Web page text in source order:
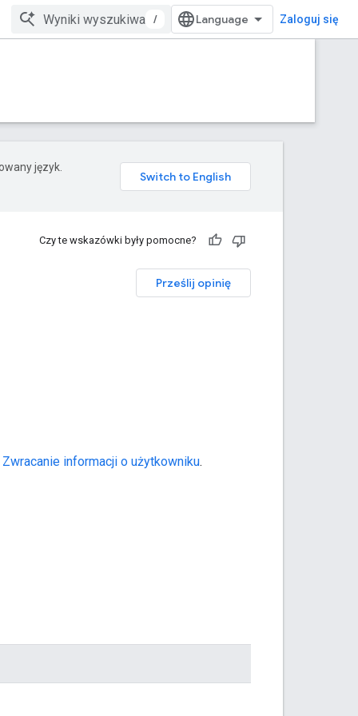
/ Zaloguj się
język.
Czy te wskazówki były pomocne?
Prześlij opinię
Zwracanie informacji o użytkowniku.